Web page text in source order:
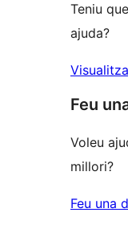
Teniu
ajuda?
Feu
Voleu
millori?
Feu una